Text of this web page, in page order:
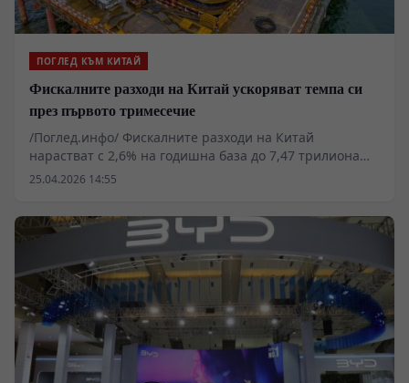
ПОГЛЕД КЪМ КИТАЙ
Фискалните разходи на Китай ускоряват темпа си
през първото тримесечие
/Поглед.инфо/ Фискалните разходи на Китай
нарастват с 2,6% на годишна база до 7,47 трилиона
юана през първото тримесечие на 2026 г., като
25.04.2026 14:55